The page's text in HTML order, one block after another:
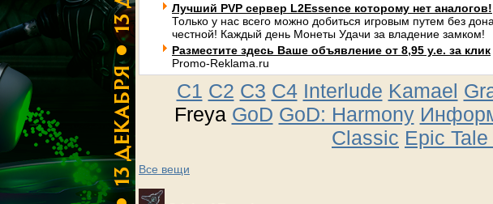
Лучший PVP сервер L2Essence которому нет аналогов!
Только у нас всего можно добиться игровым путем без
честной! Каждый день Монеты Удачи за владение замком!
Разместите здесь Ваше объявление от 8,95 у.е. за клик
Promo-Reklama.ru
C1 C2 C3 C4 Interlude Kamael
Freya GoD GoD: Harmony
Classic Epic
Все вещи